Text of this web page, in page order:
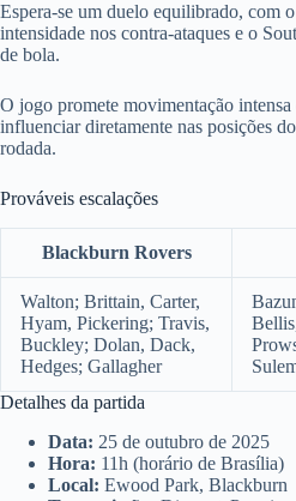
Espera-se um duelo equilibrado, com
intensidade nos contra-ataques e o
de bola.
O jogo promete movimentação
influenciar diretamente nas posições
rodada.
Prováveis escalações
Blackburn Rovers
Walton; Brittain, Carter,
Hyam, Pickering; Travis,
Buckley; Dolan, Dack,
Hedges; Gallagher
Detalhes da partida
Data: 25 de outubro de 2025
Hora: 11h (horário de Brasília)
Local: Ewood Park, Blackburn